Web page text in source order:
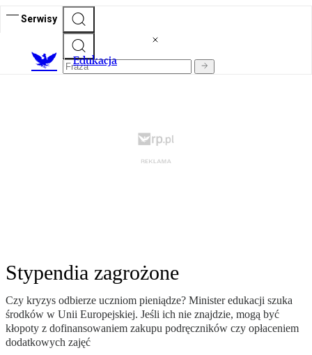
Serwisy
Edukacja
Stypendia zagrożone
Czy kryzys odbierze uczniom pieniądze? Minister edukacji szuka
środków w Unii Europejskiej. Jeśli ich nie znajdzie, mogą być
kłopoty z dofinansowaniem zakupu podręczników czy opłaceniem
dodatkowych zajęć